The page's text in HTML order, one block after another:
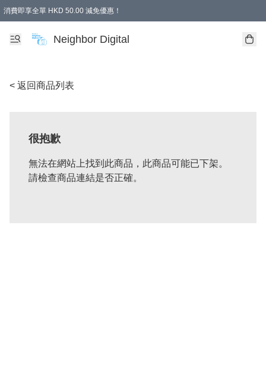
消費即享全單 HKD 50.00 減免優惠！
Neighbor Digital
< 返回商品列表
很抱歉
無法在網站上找到此商品，此商品可能已下架。
請檢查商品連結是否正確。